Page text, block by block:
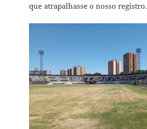
que atrapalhasse o nosso registro.